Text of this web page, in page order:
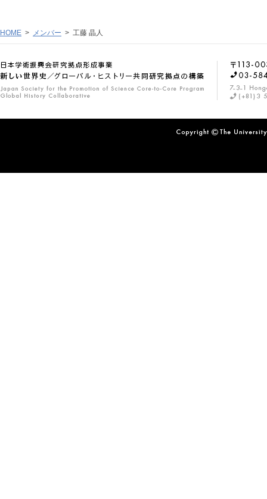
HOME > メンバー > 工藤 晶人